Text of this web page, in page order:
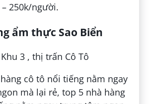
250k/người.
ẩm thực Sao Biển
3 , thị trấn Cô Tô